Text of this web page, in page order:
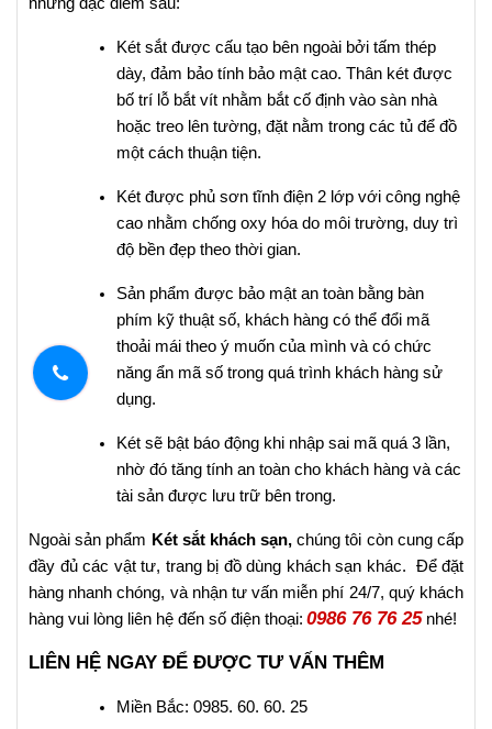
Két sắt được cấu tạo bên ngoài bởi tấm thép
dày, đảm bảo tính bảo mật cao. Thân két được
bố trí lỗ bắt vít nhằm bắt cố định vào sàn nhà
hoặc treo lên tường, đặt nằm trong các tủ để đồ
một cách thuận tiện.
Két được phủ sơn tĩnh điện 2 lớp với công nghệ
cao nhằm chống oxy hóa do môi trường, duy trì
độ bền đẹp theo thời gian.
Sản phẩm được bảo mật an toàn bằng bàn
phím kỹ thuật số, khách hàng có thể đổi mã
thoải mái theo ý muốn của mình và có chức
năng ẩn mã số trong quá trình khách hàng sử
dụng.
Két sẽ bật báo động khi nhập sai mã quá 3 lần,
nhờ đó tăng tính an toàn cho khách hàng và các
tài sản được lưu trữ bên trong.
Ngoài sản phẩm Két sắt khách sạn, chúng tôi còn cung cấp
đầy đủ các vật tư, trang bị đồ dùng khách sạn khác. Để đặt
hàng nhanh chóng, và nhận tư vấn miễn phí 24/7, quý khách
hàng vui lòng liên hệ đến số điện thoại: 0986 76 76 25nhé!
LIÊN HỆ NGAY ĐỂ ĐƯỢC TƯ VẤN THÊM
Miền Bắc: 0985. 60. 60. 25